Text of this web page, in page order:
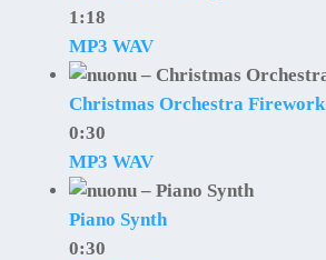
1:18
MP3 WAV
Christmas Orchestra Firework
0:30
MP3 WAV
Piano Synth
0:30